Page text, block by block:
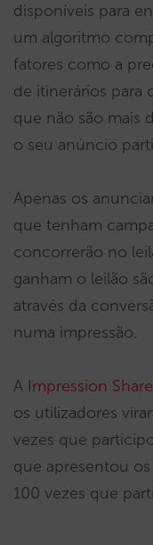
disponíveis para
um algoritmo
fatores como a
de itinerários para
que não são mais
o seu anúncio
Apenas os
que tenham
concorrerão no
ganham o leilão
através da
numa impressão.
A Impression Share
os utilizadores
vezes que
que apresentou
100 vezes que